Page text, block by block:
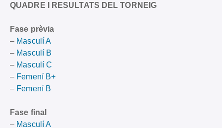
QUADRE I RESULTATS DEL TORNEIG
Fase prèvia
– Masculí A
– Masculí B
– Masculí C
– Femení B+
– Femení B
Fase final
– Masculí A